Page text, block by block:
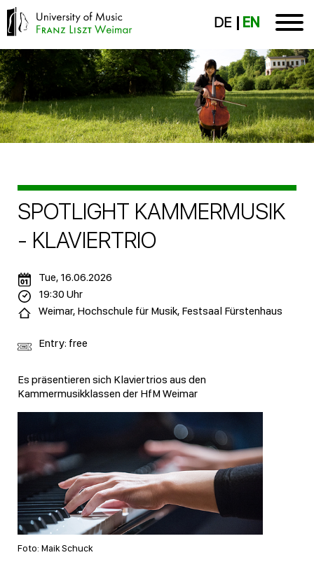
DE EN
SPOTLIGHT KAMMERMUSIK
- KLAVIERTRIO
Es präsentieren sich Klaviertrios aus den
Kammermusikklassen der HfM Weimar
Foto: Maik Schuck
Tue, 16.06.2026
19:30 Uhr
Weimar, Hochschule für Musik, Festsaal Fürstenhaus
Entry: free